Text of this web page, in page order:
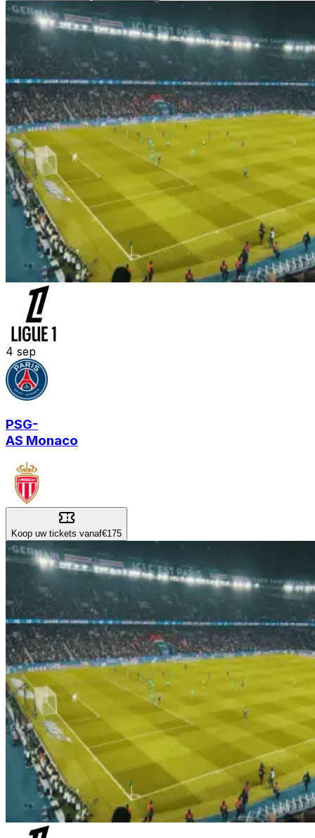
4 sep
PSG-
AS Monaco
Koop uw tickets vanaf€175